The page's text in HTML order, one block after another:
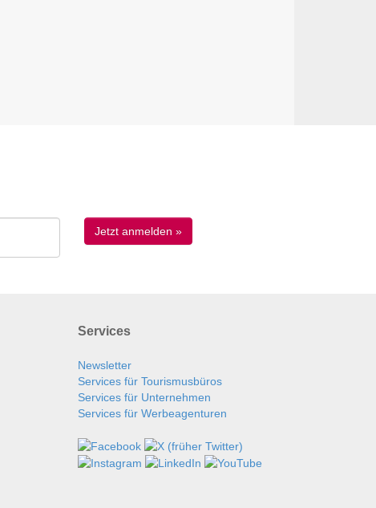
Services
Newsletter
Services für Tourismusbüros
Services für Unternehmen
Services für Werbeagenturen